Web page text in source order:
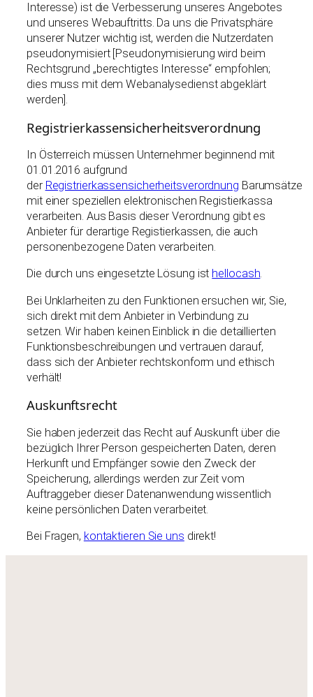
Interesse) ist die Verbesserung unseres Angebotes
und unseres Webauftritts. Da uns die Privatsphäre
unserer Nutzer wichtig ist, werden die Nutzerdaten
pseudonymisiert [Pseudonymisierung wird beim
Rechtsgrund „berechtigtes Interesse“ empfohlen;
dies muss mit dem Webanalysedienst abgeklärt
werden].
Registrierkassensicherheitsverordnung
In Österreich müssen Unternehmer beginnend mit
01.01.2016 aufgrund
der Registrierkassensicherheitsverordnung Barumsätze
mit einer speziellen elektronischen Registierkassa
verarbeiten. Aus Basis dieser Verordnung gibt es
Anbieter für derartige Registierkassen, die auch
personenbezogene Daten verarbeiten.
Die durch uns eingesetzte Lösung ist hellocash.
Bei Unklarheiten zu den Funktionen ersuchen wir, Sie,
sich direkt mit dem Anbieter in Verbindung zu
setzen. Wir haben keinen Einblick in die detaillierten
Funktionsbeschreibungen und vertrauen darauf,
dass sich der Anbieter rechtskonform und ethisch
verhält!
Auskunftsrecht
Sie haben jederzeit das Recht auf Auskunft über die
bezüglich Ihrer Person gespeicherten Daten, deren
Herkunft und Empfänger sowie den Zweck der
Speicherung, allerdings werden zur Zeit vom
Auftraggeber dieser Datenanwendung wissentlich
keine persönlichen Daten verarbeitet.
Bei Fragen, kontaktieren Sie uns direkt!